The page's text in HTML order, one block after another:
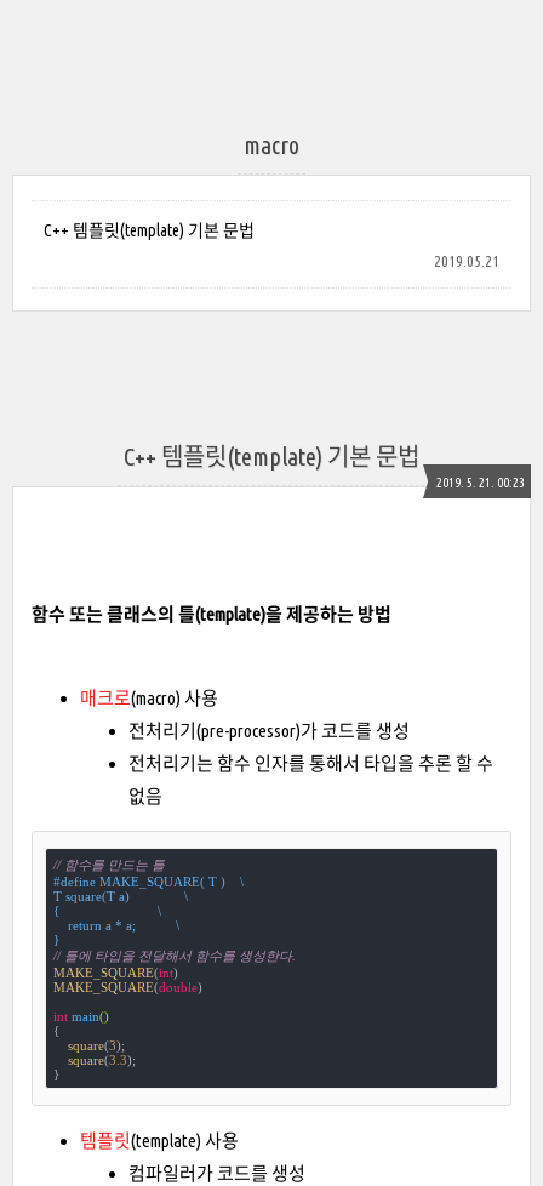
macro
C++ 템플릿(template) 기본 문법
2019.05.21
C++ 템플릿(template) 기본 문법
2019. 5. 21. 00:23
함수 또는 클래스의 틀(template)을 제공하는 방법
매크로(macro) 사용
전처리기(pre-processor)가 코드를 생성
전처리기는 함수 인자를 통해서 타입을 추론 할 수
없음
// 함수를 만드는 틀
#define MAKE_SQUARE( T )    \
T square(T a)               \
{                           \
    return a * a;           \
}
// 틀에 타입을 전달해서 함수를 생성한다.
MAKE_SQUARE(int
MAKE_SQUARE(double)
int main()
{
square(3);
square(3.3);
}
템플릿(template) 사용
컴파일러가 코드를 생성